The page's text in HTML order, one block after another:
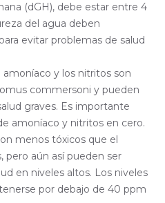
(dGH), debe estar entre 4
del agua deben
evitar problemas de salud
amoníaco y los nitritos son
commersoni y pueden
graves. Es importante
amoníaco y nitritos en cero.
menos tóxicos que el
pero aún así pueden ser
en niveles altos. Los niveles
por debajo de 40 ppm